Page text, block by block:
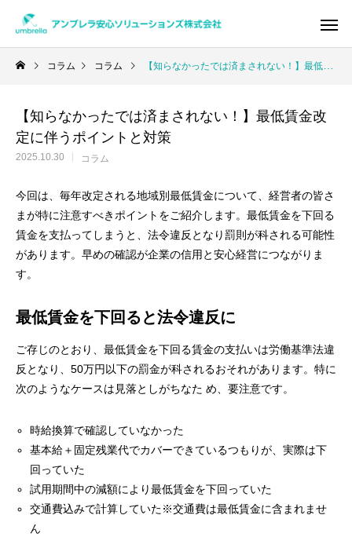
Warning
コラム コラム 【知らなかったでは済まされない！】最低賃金改定に伴うポイントと対策
【知らなかったでは済まされない！】最低賃金改
定に伴うポイントと対策
2025.10.30 コラム
今回は、毎年改定される地域別最低賃金について、経営者の皆さ
まが特に注意すべきポイントをご紹介します。最低賃金を下回る
賃金を支払ってしまうと、法令違反となり罰則が科される可能性
があります。早めの確認が企業の信用と安心経営につながりま
す。
最低賃金を下回ると法令違反に
ご存じのとおり、最低賃金を下回る賃金の支払いは労働基準法違
反となり、50万円以下の罰金が科されるおそれがあります。特に
次のようなケースは見落としがちなた め、要注意です。
時給換算で確認していなかった
基本給＋固定残業代でカバーできているつもりが、実際は下
回っていた
試用期間中の減額により最低賃金を下回っていた
交通費込みで計算していた※交通費は最低賃金に含まれませ
ん